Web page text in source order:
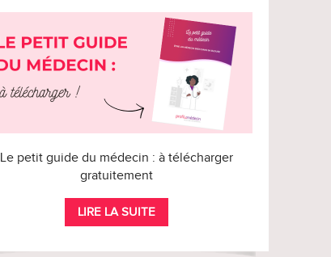
Le petit guide du médecin : à télécharger
gratuitement
LIRE LA SUITE